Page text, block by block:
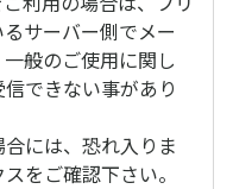
サーバー側でメー
般のご使用に関し
できない事があり
には、恐れ入りま
をご確認下さい。